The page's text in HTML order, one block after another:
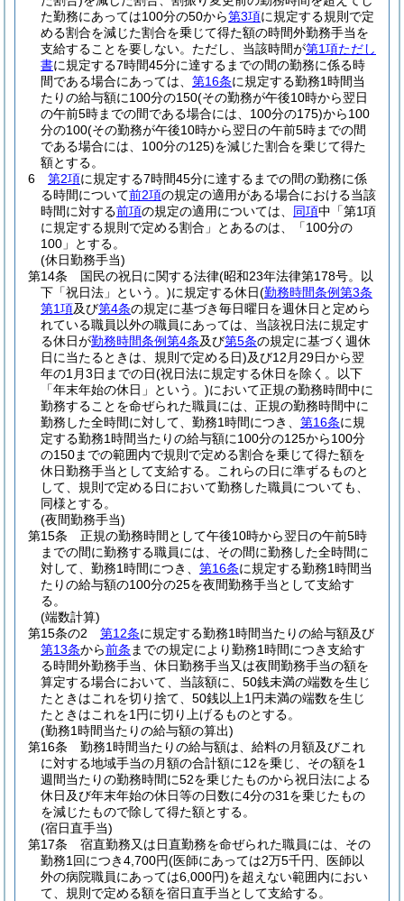
た勤務にあっては100分の50から第3項に規定する規則で定
める割合を減じた割合を乗じて得た額の時間外勤務手当を
支給することを要しない。 ただし、当該時間が第1項ただし
書に規定する7時間45分に達するまでの間の勤務に係る時
間である場合にあっては、 第16条に規定する勤務1時間当
たりの給与額に100分の150(その勤務が午後10時から翌日
の午前5時までの間である場合には、100分の175)から100
分の100(その勤務が午後10時から翌日の午前5時までの間
である場合には、100分の125)を減じた割合を乗じて得た
額とする。
6
第2項に規定する7時間45分に達するまでの間の勤務に係
る時間について前2項の規定の適用がある場合における当該
時間に対する前項の規定の適用については、 同項中「第1項
に規定する規則で定める割合」とあるのは、「100分の
100」とする。
(休日勤務手当)
第14条
国民の祝日に関する法律(昭和23年法律第178号。以
下「祝日法」という。)に規定する休日(勤務時間条例第3条
第1項及び第4条の規定に基づき毎日曜日を週休日と定めら
れている職員以外の職員にあっては、当該祝日法に規定す
る休日が勤務時間条例第4条及び第5条の規定に基づく週休
日に当たるときは、規則で定める日)及び12月29日から翌
年の1月3日までの日(祝日法に規定する休日を除く。以下
「年末年始の休日」という。)において正規の勤務時間中に
勤務することを命ぜられた職員には、正規の勤務時間中に
勤務した全時間に対して、勤務1時間につき、 第16条に規
定する勤務1時間当たりの給与額に100分の125から100分
の150までの範囲内で規則で定める割合を乗じて得た額を
休日勤務手当として支給する。
これらの日に準ずるものと
して、規則で定める日において勤務した職員についても、
同様とする。
(夜間勤務手当)
第15条
正規の勤務時間として午後10時から翌日の午前5時
までの間に勤務する職員には、その間に勤務した全時間に
対して、勤務1時間につき、 第16条に規定する勤務1時間当
たりの給与額の100分の25を夜間勤務手当として支給す
る。
(端数計算)
第15条の2
第12条に規定する勤務1時間当たりの給与額及び
第13条から前条 までの規定により勤務1時間につき支給す
る時間外勤務手当、休日勤務手当又は夜間勤務手当の額を
算定する場合において、当該額に、50銭未満の端数を生じ
たときはこれを切り捨て、50銭以上1円未満の端数を生じ
たときはこれを1円に切り上げるものとする。
(勤務1時間当たりの給与額の算出)
第16条
勤務1時間当たりの給与額は、給料の月額及びこれ
に対する地域手当の月額の合計額に12を乗じ、その額を1
週間当たりの勤務時間に52を乗じたものから祝日法による
休日及び年末年始の休日等の日数に4分の31を乗じたもの
を減じたもので除して得た額とする。
(宿日直手当)
第17条
宿直勤務又は日直勤務を命ぜられた職員には、その
勤務1回につき4,700円(医師にあっては2万5千円、医師以
外の病院職員にあっては6,000円)を超えない範囲内におい
て、規則で定める額を宿日直手当として支給する。